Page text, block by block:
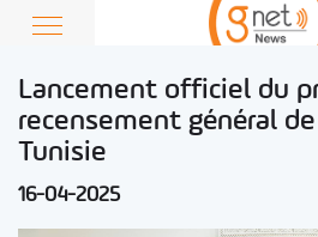
Lancement officiel du
recensement général
Tunisie
16-04-2025